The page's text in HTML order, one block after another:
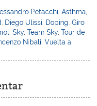
Petacchi,Asthma,
Diego Ulissi Doping ,Giro
,Sky,Team Sky,Tour de
Nibali ,Vuelta a